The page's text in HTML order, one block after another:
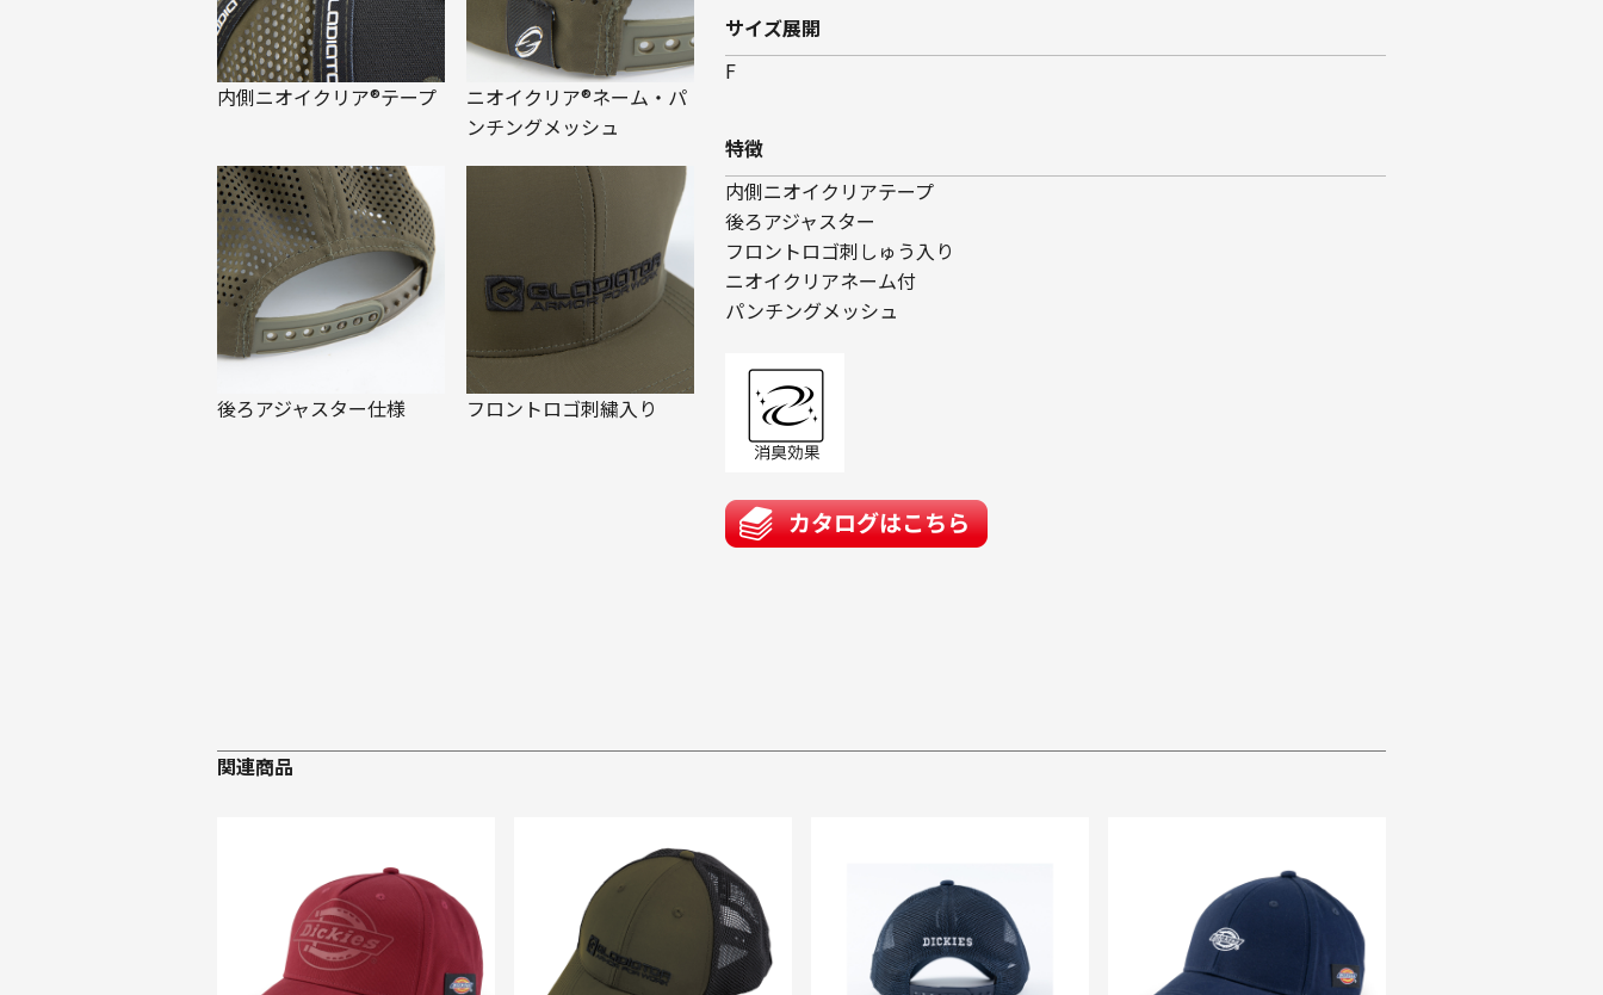
サイズ展開
F
特徴
内側ニオイクリアテープ
後ろアジャスター
フロントロゴ刺しゅう入り
ニオイクリアネーム付
パンチングメッシュ
内側ニオイクリア®テープ
ニオイクリア®ネーム・パ
ンチングメッシュ
後ろアジャスター仕様 フロントロゴ刺繍入り
関連商品